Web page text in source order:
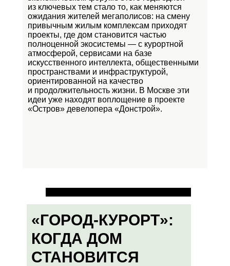
из ключевых тем стало то, как меняются
ожидания жителей мегаполисов: на смену
привычным жилым комплексам приходят
проекты, где дом становится частью
полноценной экосистемы — с курортной
атмосферой, сервисами на базе
искусственного интеллекта, общественными
пространствами и инфраструктурой,
ориентированной на качество
и продолжительность жизни. В Москве эти
идеи уже находят воплощение в проекте
«Остров» девелопера «Донстрой».
«ГОРОД-КУРОРТ»:
КОГДА ДОМ
СТАНОВИТСЯ